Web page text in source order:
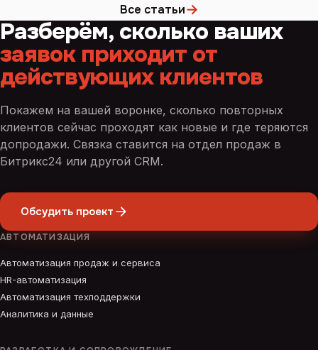
Все статьи→
Разберём, сколько ваших
заявок приходит от
действующих клиентов
Покажем на вашей воронке, сколько повторных
клиентов сейчас проходят как новые и где теряются
допродажи. Связка ставится на отдел продаж в
Битрикс24 или другой CRM.
Обсудить проект
АВТОМАТИЗАЦИЯ
Автоматизация продаж и сервиса
HR-автоматизация
Автоматизация техподдержки
Аналитика и данные